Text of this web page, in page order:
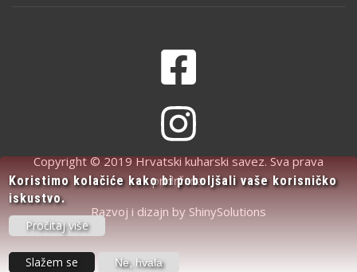
Copyright © 2019 Hrvatski kuharski savez. Sva prava
pridržana.
Razvoj i dizajn by ShinySolutions
Koristimo kolačiće kako bi poboljšali vaše korisničko
iskustvo.
Pročitaj više
Slažem se Ne, hvala